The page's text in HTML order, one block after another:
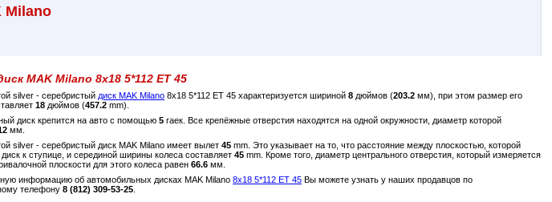
Milano
MAK Milano 8x18 5*112 ET 45
silver - серебристый диск MAK Milano 8x18 5*112 ET 45 характеризуется шириной 8 дюймов (203.2 мм), при этом размер его
18 дюймов (457.2 mm).
диск крепится на авто с помощью 5 гаек. Все крепёжные отверстия находятся на одной окружности, диаметр которой
мм.
silver - серебристый диск MAK Milano имеет вылет 45 mm. Это указывает на то, что расстояние между плоскостью, которой
к ступице, и серединой ширины колеса составляет 45 mm. Кроме того, диаметр центрального отверстия, который измеряется
плоскости для этого колеса равен 66.6 мм.
информацию об автомобильных дисках MAK Milano 8x18 5*112 ET 45 Вы можете узнать у наших продавцов по
телефону 8 (812) 309-53-25